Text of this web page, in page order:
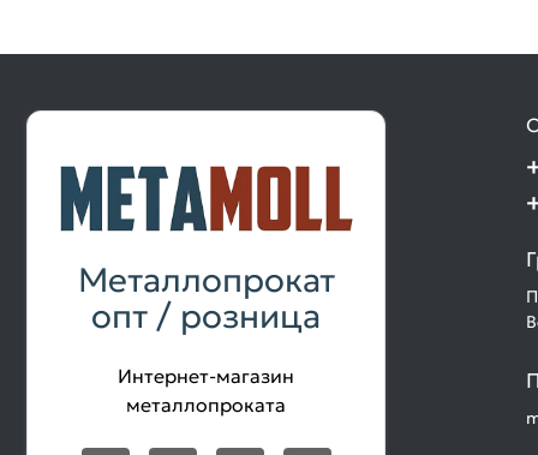
Металлопрокат
опт / розница
Интернет-магазин
металлопроката